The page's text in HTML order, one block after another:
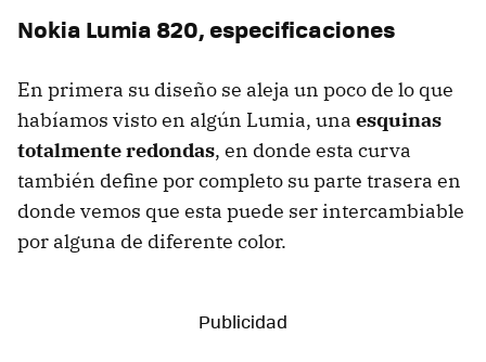
Nokia Lumia 820, especificaciones
En primera su diseño se aleja un poco de lo que
habíamos visto en algún Lumia, una esquinas
totalmente redondas, en donde esta curva
también define por completo su parte trasera en
donde vemos que esta puede ser intercambiable
por alguna de diferente color.